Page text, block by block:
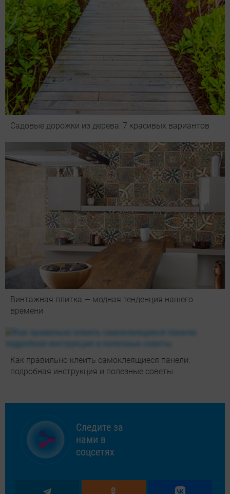
Садовые дорожки из дерева: 7 красивых вариантов
Винтажная плитка — модная тенденция нашего
времени
Как правильно клеить самоклеящиеся панели:
подробная инструкция и полезные советы
Следите за
нами в
соцсетях